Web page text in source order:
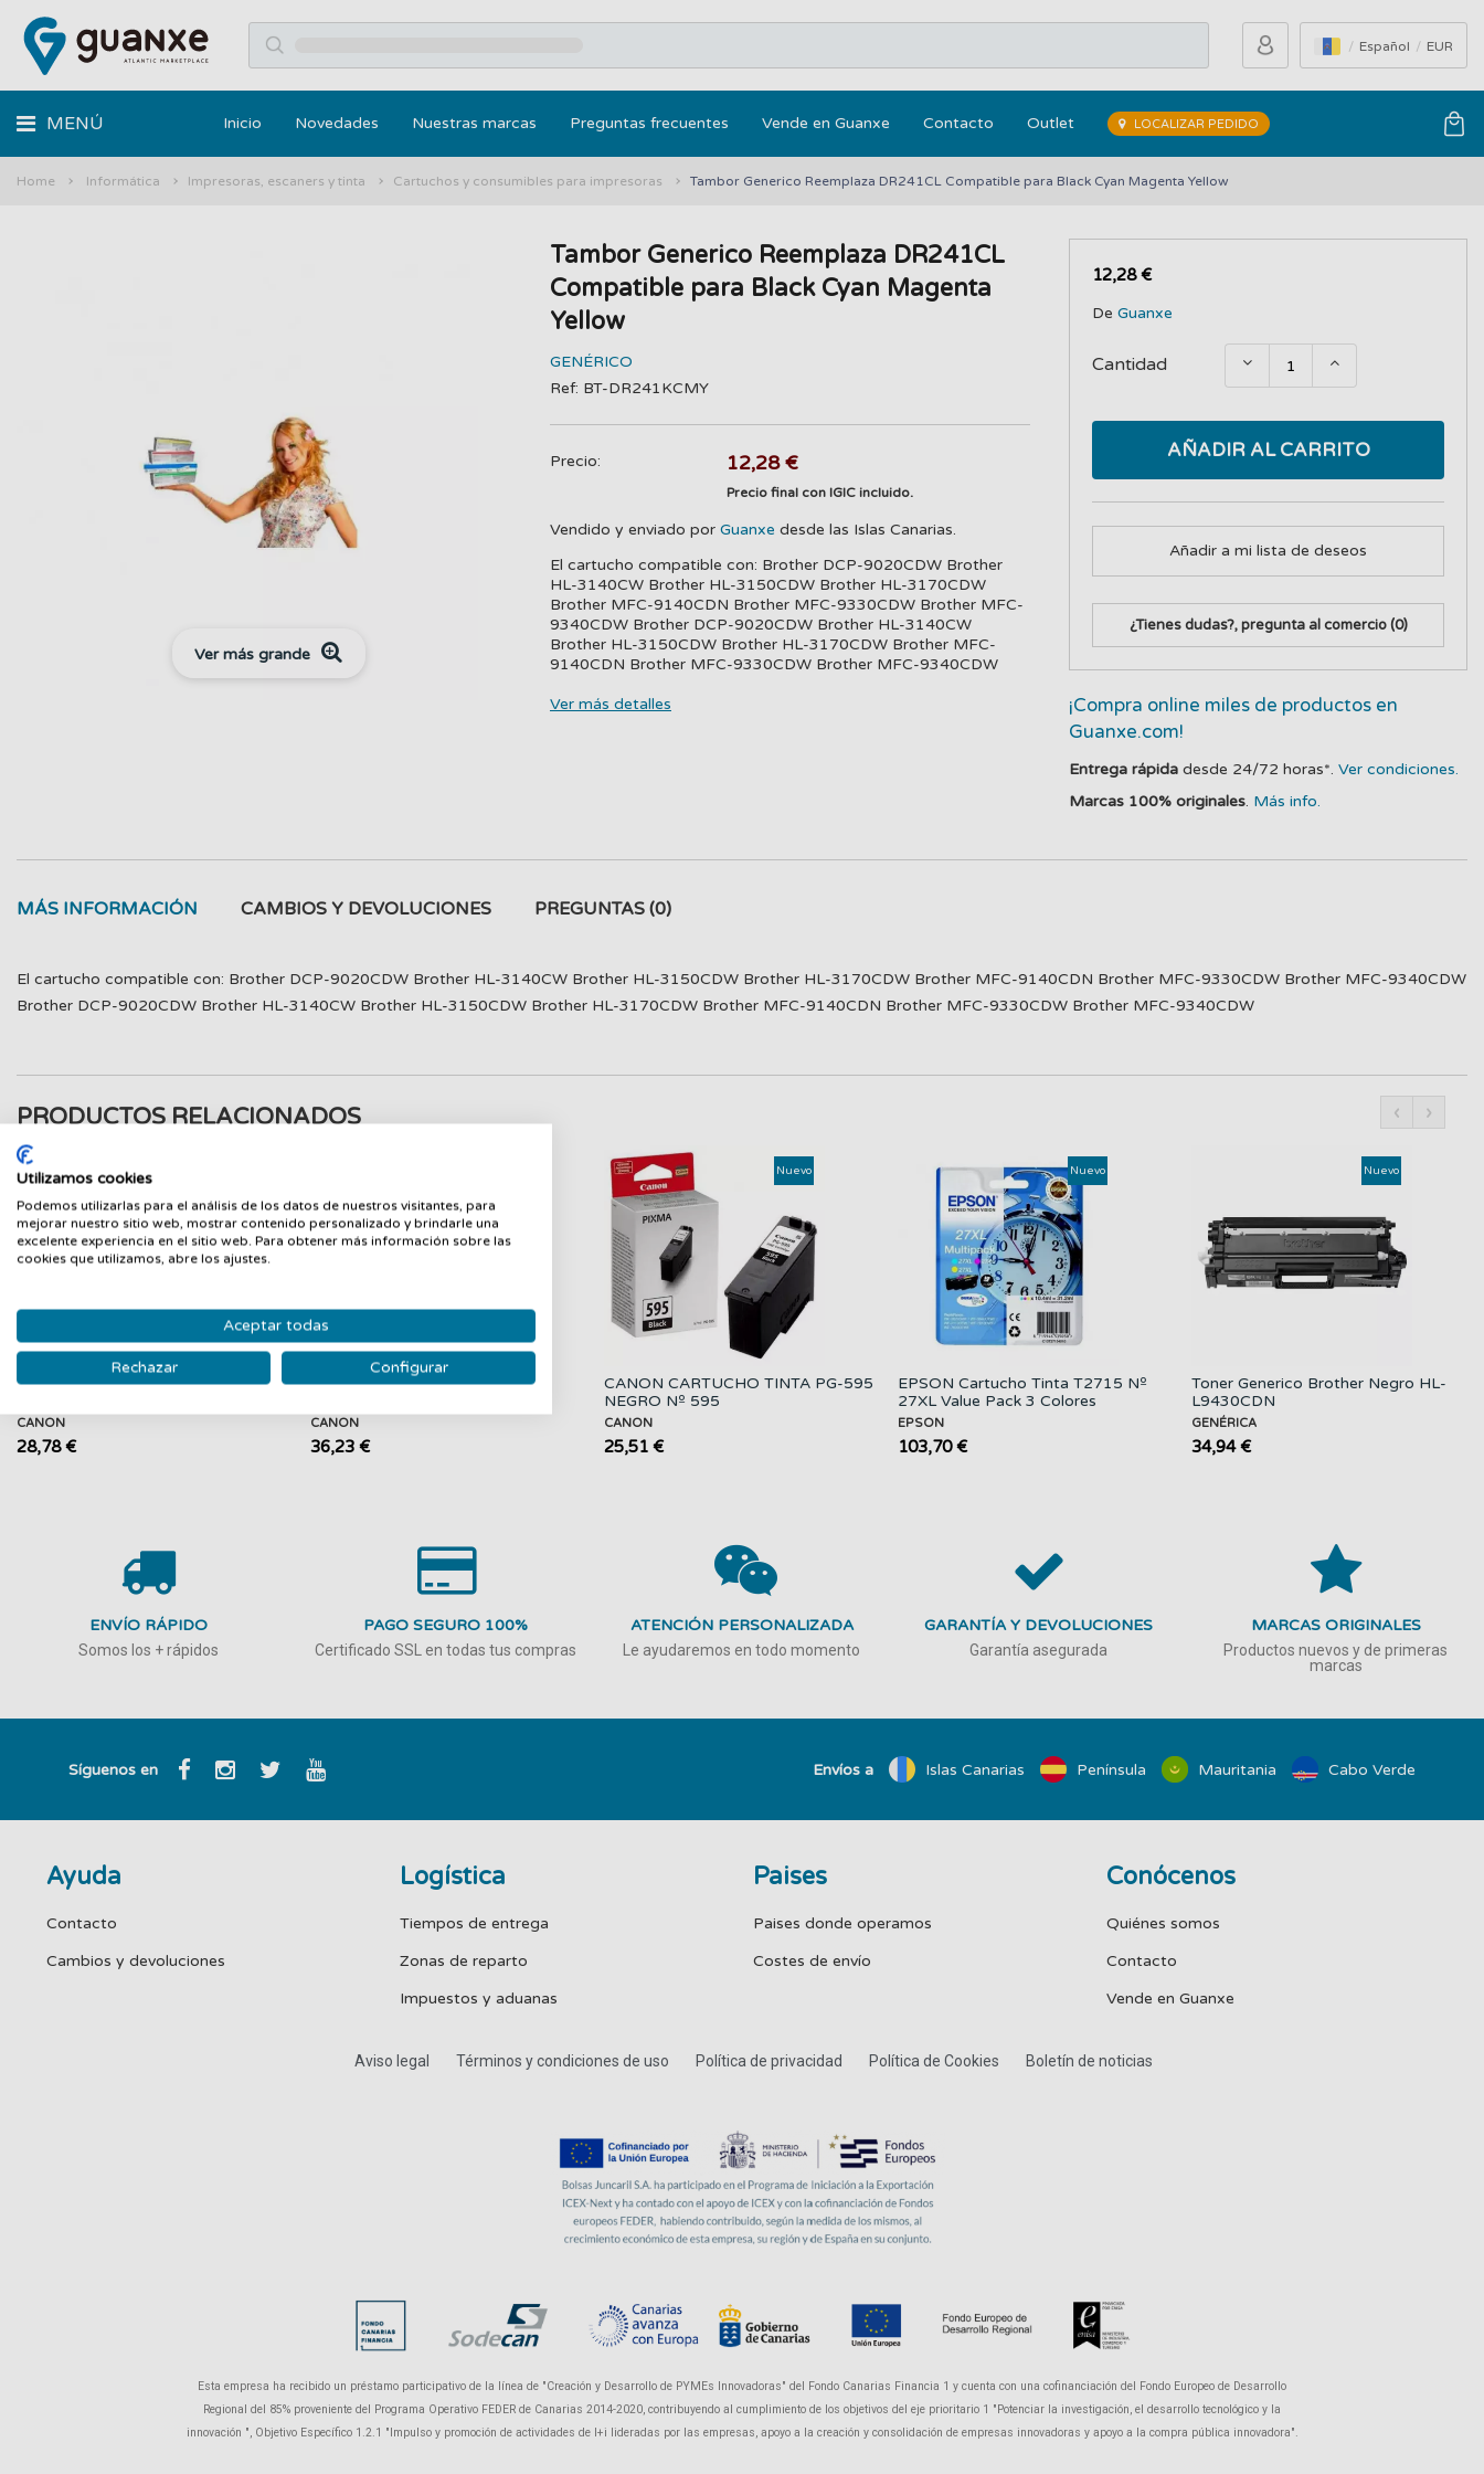
Español EUR
MENÚ Inicio Novedades Nuestras marcas Preguntas frecuentes Vende en Guanxe Contacto Outlet LOCALIZAR PEDIDO
Home Informática Impresoras, escaners y tinta Cartuchos y consumibles para impresoras Tambor Generico Reemplaza DR241CL Compatible para Black Cyan Magenta Yellow
Ver más grande
Tambor Generico Reemplaza DR241CL
Compatible para Black Cyan Magenta
Yellow
GENÉRICO
Ref: BT-DR241KCMY
Precio: 12,28 €
Precio final con IGIC incluido.
Vendido y enviado por Guanxe desde las Islas Canarias.
El cartucho compatible con: Brother DCP-9020CDW Brother
HL-3140CW Brother HL-3150CDW Brother HL-3170CDW
Brother MFC-9140CDN Brother MFC-9330CDW Brother MFC-
9340CDW Brother DCP-9020CDW Brother HL-3140CW
Brother HL-3150CDW Brother HL-3170CDW Brother MFC-
9140CDN Brother MFC-9330CDW Brother MFC-9340CDW
Ver más detalles
12,28 €
DeGuanxe
Cantidad
AÑADIR AL CARRITO
Añadir a mi lista de deseos
¿Tienes dudas?, pregunta al comercio(0)
¡Compra online miles de productos en
Guanxe.com!
Entrega rápida desde 24/72 horas*.Ver condiciones.
Marcas 100% originales. Más info.
MÁS INFORMACIÓN CAMBIOS Y DEVOLUCIONES PREGUNTAS (0)
El cartucho compatible con: Brother DCP-9020CDW Brother HL-3140CW Brother HL-3150CDW Brother HL-3170CDW Brother MFC-9140CDN Brother MFC-9330CDW Brother MFC-9340CDW
Brother DCP-9020CDW Brother HL-3140CW Brother HL-3150CDW Brother HL-3170CDW Brother MFC-9140CDN Brother MFC-9330CDW Brother MFC-9340CDW
PRODUCTOS RELACIONADOS ‹ ›
CANON CARTUCHO TINTA CL-586
CANON
28,78 €
CANON CARTUCHO TINTA CL-
CANON
36,23 €
Nuevo
CANON CARTUCHO TINTA PG-595
NEGRO Nº 595
CANON
25,51 €
Nuevo
EPSON Cartucho Tinta T2715 Nº
27XL Value Pack 3 Colores
EPSON
103,70 €
Nuevo
Toner Generico Brother Negro HL-
L9430CDN
GENÉRICA
34,94 €
ENVÍO RÁPIDO
Somos los + rápidos
PAGO SEGURO 100%
Certificado SSL en todas tus compras
ATENCIÓN PERSONALIZADA
Le ayudaremos en todo momento
GARANTÍA Y DEVOLUCIONES
Garantía asegurada
MARCAS ORIGINALES
Productos nuevos y de primeras
marcas
Síguenos en Envíos a Islas Canarias Península Mauritania Cabo Verde
Ayuda
Contacto
Cambios y devoluciones
Logística
Tiempos de entrega
Zonas de reparto
Impuestos y aduanas
Paises
Paises donde operamos
Costes de envío
Conócenos
Quiénes somos
Contacto
Vende en Guanxe
Aviso legal Términos y condiciones de uso Política de privacidad Política de Cookies Boletín de noticias
Esta empresa ha recibido un préstamo participativo de la línea de "Creación y Desarrollo de PYMEs Innovadoras" del Fondo Canarias Financia 1 y cuenta con una cofinanciación del Fondo Europeo de Desarrollo
Regional del 85% proveniente del Programa Operativo FEDER de Canarias 2014-2020, contribuyendo al cumplimiento de los objetivos del eje prioritario 1 "Potenciar la investigación, el desarrollo tecnológico y la
innovación ", Objetivo Específico 1.2.1 "Impulso y promoción de actividades de I+i lideradas por las empresas, apoyo a la creación y consolidación de empresas innovadoras y apoyo a la compra pública innovadora".
Utilizamos cookies
Podemos utilizarlas para el análisis de los datos de nuestros visitantes, para
mejorar nuestro sitio web, mostrar contenido personalizado y brindarle una
excelente experiencia en el sitio web. Para obtener más información sobre las
cookies que utilizamos, abre los ajustes.
Aceptar todas
Rechazar Configurar